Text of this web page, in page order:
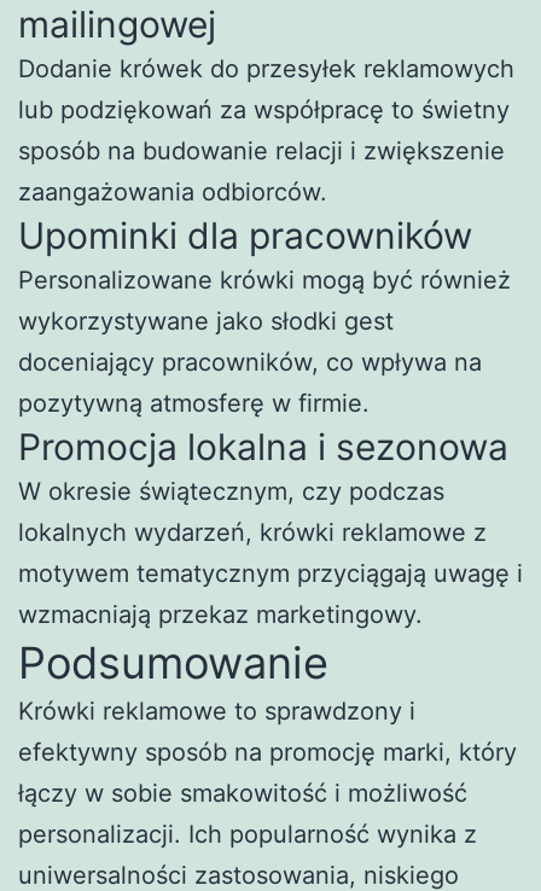
mailingowej
Dodanie krówek do przesyłek reklamowych
lub podziękowań za współpracę to świetny
sposób na budowanie relacji i zwiększenie
zaangażowania odbiorców.
Upominki dla pracowników
Personalizowane krówki mogą być również
wykorzystywane jako słodki gest
doceniający pracowników, co wpływa na
pozytywną atmosferę w firmie.
Promocja lokalna i sezonowa
W okresie świątecznym, czy podczas
lokalnych wydarzeń, krówki reklamowe z
motywem tematycznym przyciągają uwagę i
wzmacniają przekaz marketingowy.
Podsumowanie
Krówki reklamowe to sprawdzony i
efektywny sposób na promocję marki, który
łączy w sobie smakowitość i możliwość
personalizacji. Ich popularność wynika z
uniwersalności zastosowania, niskiego